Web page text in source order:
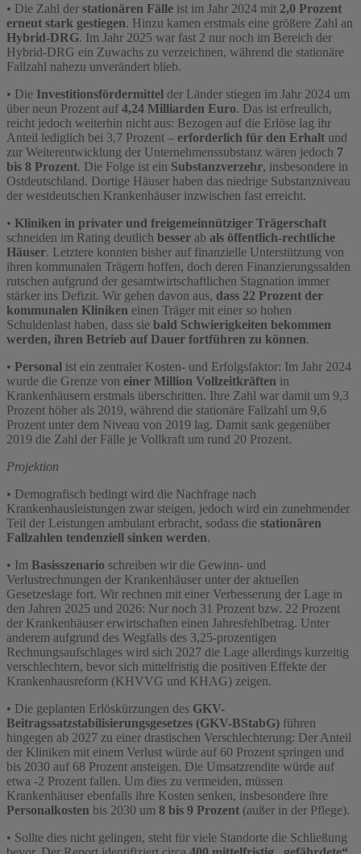
• Die Zahl der stationären Fälle ist im Jahr 2024 mit 2,0 Prozent
erneut stark gestiegen. Hinzu kamen erstmals eine größere Zahl an
Hybrid-DRG. Im Jahr 2025 war fast 2 nur noch im Bereich der
Hybrid-DRG ein Zuwachs zu verzeichnen, während die stationäre
Fallzahl nahezu unverändert blieb.
• Die Investitionsfördermittel der Länder stiegen im Jahr 2024 um
über neun Prozent auf 4,24 Milliarden Euro. Das ist erfreulich,
reicht jedoch weiterhin nicht aus: Bezogen auf die Erlöse lag ihr
Anteil lediglich bei 3,7 Prozent – erforderlich für den Erhalt und
zur Weiterentwicklung der Unternehmenssubstanz wären jedoch 7
bis 8 Prozent. Die Folge ist ein Substanzverzehr, insbesondere in
Ostdeutschland. Dortige Häuser haben das niedrige Substanzniveau
der westdeutschen Krankenhäuser inzwischen fast erreicht.
• Kliniken in privater und freigemeinnütziger Trägerschaft
schneiden im Rating deutlich besser ab als öffentlich-rechtliche
Häuser. Letztere konnten bisher auf finanzielle Unterstützung von
ihren kommunalen Trägern hoffen, doch deren Finanzierungssalden
rutschen aufgrund der gesamtwirtschaftlichen Stagnation immer
stärker ins Defizit. Wir gehen davon aus, dass 22 Prozent der
kommunalen Kliniken einen Träger mit einer so hohen
Schuldenlast haben, dass sie bald Schwierigkeiten bekommen
werden, ihren Betrieb auf Dauer fortführen zu können.
• Personal ist ein zentraler Kosten- und Erfolgsfaktor: Im Jahr 2024
wurde die Grenze von einer Million Vollzeitkräften in
Krankenhäusern erstmals überschritten. Ihre Zahl war damit um 9,3
Prozent höher als 2019, während die stationäre Fallzahl um 9,6
Prozent unter dem Niveau von 2019 lag. Damit sank gegenüber
2019 die Zahl der Fälle je Vollkraft um rund 20 Prozent.
Projektion
• Demografisch bedingt wird die Nachfrage nach
Krankenhausleistungen zwar steigen, jedoch wird ein zunehmender
Teil der Leistungen ambulant erbracht, sodass die stationären
Fallzahlen tendenziell sinken werden.
• Im Basisszenario schreiben wir die Gewinn- und
Verlustrechnungen der Krankenhäuser unter der aktuellen
Gesetzeslage fort. Wir rechnen mit einer Verbesserung der Lage in
den Jahren 2025 und 2026: Nur noch 31 Prozent bzw. 22 Prozent
der Krankenhäuser erwirtschaften einen Jahresfehlbetrag. Unter
anderem aufgrund des Wegfalls des 3,25-prozentigen
Rechnungsaufschlages wird sich 2027 die Lage allerdings kurzeitig
verschlechtern, bevor sich mittelfristig die positiven Effekte der
Krankenhausreform (KHVVG und KHAG) zeigen.
• Die geplanten Erlöskürzungen des GKV-
Beitragssatzstabilisierungsgesetzes (GKV-BStabG) führen
hingegen ab 2027 zu einer drastischen Verschlechterung: Der Anteil
der Kliniken mit einem Verlust würde auf 60 Prozent springen und
bis 2030 auf 68 Prozent ansteigen. Die Umsatzrendite würde auf
etwa -2 Prozent fallen. Um dies zu vermeiden, müssen
Krankenhäuser ebenfalls ihre Kosten senken, insbesondere ihre
Personalkosten bis 2030 um 8 bis 9 Prozent (außer in der Pflege).
• Sollte dies nicht gelingen, steht für viele Standorte die Schließung